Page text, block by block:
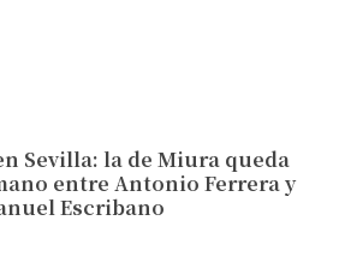
Sevilla: la de Miura queda
entre Antonio Ferrera y
Escribano